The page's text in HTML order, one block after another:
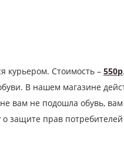
курьером. Стоимость – 550р
В нашем магазине
вам не подошла обувь,
о защите прав